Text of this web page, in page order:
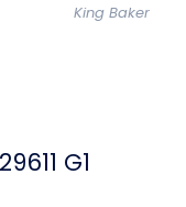
King Baker
G1